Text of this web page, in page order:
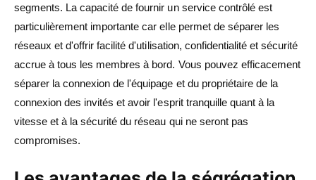
segments. La capacité de fournir un service contrôlé est
particulièrement importante car elle permet de séparer les
réseaux et d'offrir facilité d'utilisation, confidentialité et sécurité
accrue à tous les membres à bord. Vous pouvez efficacement
séparer la connexion de l'équipage et du propriétaire de la
connexion des invités et avoir l'esprit tranquille quant à la
vitesse et à la sécurité du réseau qui ne seront pas
compromises.